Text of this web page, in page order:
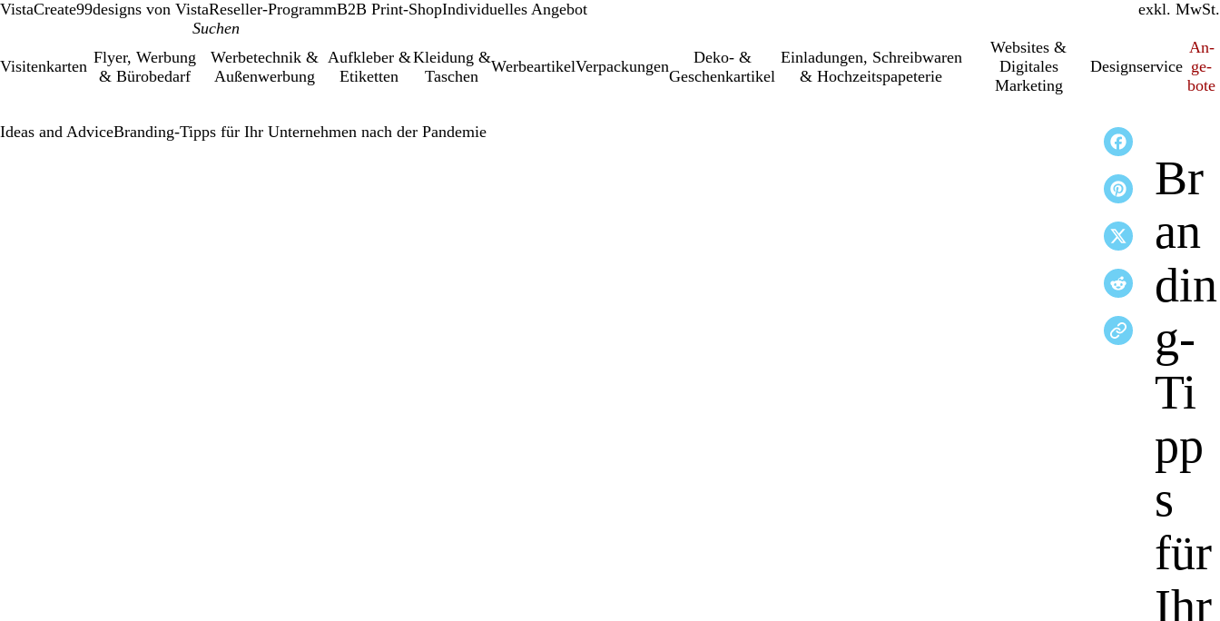
VistaCreate99designs von VistaReseller-ProgrammB2B Print-ShopIndividuelles Angebot inkl. MwSt.
exkl. MwSt.
Visitenkarten
Flyer, Werbung
& Bürobedarf
Werbetechnik &
Außenwerbung
Aufkleber &
Etiketten
Kleidung &
Taschen
WerbeartikelVerpackungen
Deko- &
Geschenkartikel
Einl­a­dung­en, Schreib­wa­ren
& Hochzeitspapeterie
Websites &
Digitales
Marketing
Designservice
An­­
ge­­
bo­­te
Ideas and AdviceBranding-Tipps für Ihr Unternehmen nach der Pandemie
Br
an
din
g-
Ti
pp
s
für
Ihr